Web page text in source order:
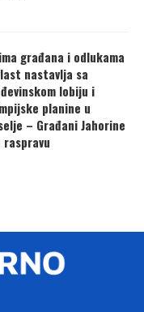
građana i odlukama
nastavlja sa
lobiju i
planine u
– Građani Jahorine
raspravu